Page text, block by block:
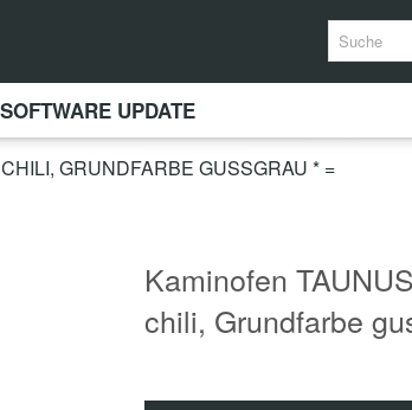
SOFTWARE UPDATE
GRUNDFARBE GUSSGRAU * =
Kaminofen
chili, Grundfarbe